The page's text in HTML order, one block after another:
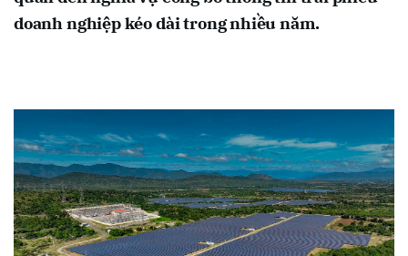
doanh nghiệp kéo dài trong nhiều năm.